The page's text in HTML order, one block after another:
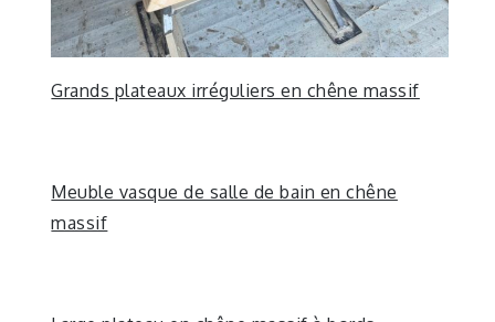
Grands plateaux irréguliers en chêne massif
Meuble vasque de salle de bain en chêne
massif